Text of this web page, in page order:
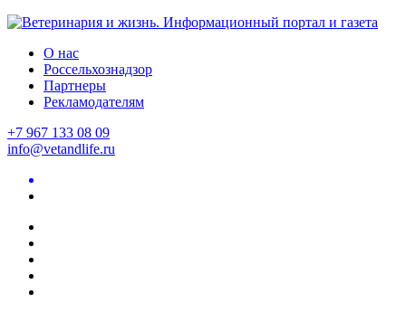
О нас
Россельхознадзор
Партнеры
Рекламодателям
+7 967 133 08 09
info@vetandlife.ru